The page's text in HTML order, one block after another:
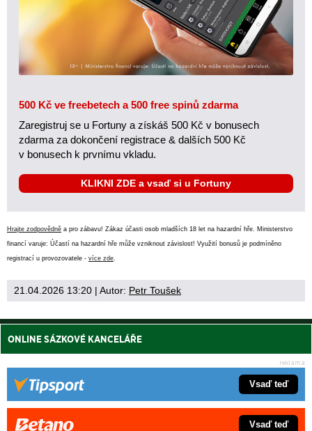
500 Kč ve freebetech a 500 free spinů zdarma
Zaregistruj se u Fortuny a získáš 500 Kč v bonusech
zdarma za dokončení registrace & dalších 500 Kč
v bonusech k prvnímu vkladu.
KLIKNI ZDE a vsaď si u Fortuny
Hrajte zodpovědně a pro zábavu! Zákaz účasti osob mladších 18 let na hazardní hře. Ministerstvo
financí varuje: Účastí na hazardní hře může vzniknout závislost! Využití bonusů je podmíněno
registrací u provozovatele - více zde.
21.04.2026 13:20 | Autor: Petr Toušek
ONLINE SÁZKOVÉ KANCELÁŘE
Vsaď teď
Vsaď teď